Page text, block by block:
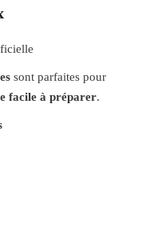
sont parfaites pour
facile à préparer.